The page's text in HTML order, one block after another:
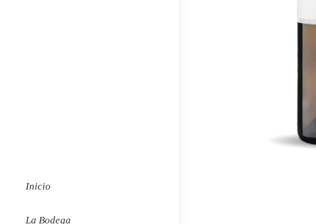
Inicio
La Bodega